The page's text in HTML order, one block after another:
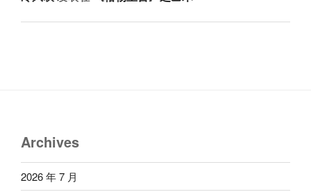
Archives
2026 年 7 月